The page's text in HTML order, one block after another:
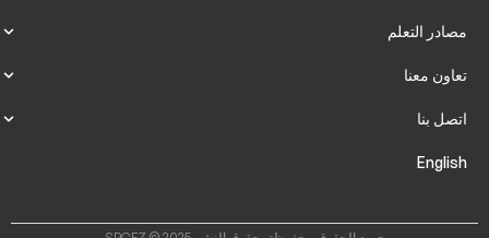
مصادر التعلم
تعاون معنا
اتصل بنا
English